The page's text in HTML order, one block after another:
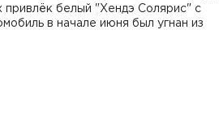
привлёк белый "Хендэ Солярис" с
в начале июня был угнан из